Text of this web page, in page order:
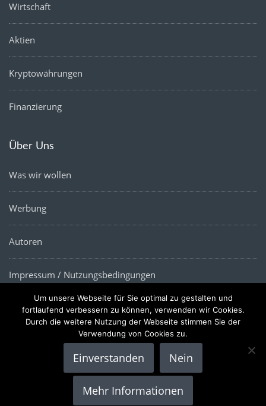
Wirtschaft
Aktien
Kryptowährungen
Finanzierung
Über Uns
Was wir wollen
Werbung
Autoren
Impressum / Nutzungsbedingungen
Datenschutz
Copyright © 2022 |Die Wirtschaftsnews- Alle Rechte
Um unsere Webseite für Sie optimal zu gestalten und
fortlaufend verbessern zu können, verwenden wir Cookies.
Durch die weitere Nutzung der Webseite stimmen Sie der
Verwendung von Cookies zu.
Einverstanden Nein
Mehr Informationen